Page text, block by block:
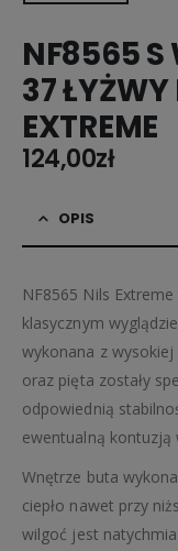
NF8565 S
37 ŁYŻWY
EXTREME
124,00zł
OPIS
NF8565 Nils
klasycznym
wykonana z
oraz pięta zostały
odpowiednią
ewentualną kontuzją
Wnętrze buta
ciepło nawet przy
wilgoć jest